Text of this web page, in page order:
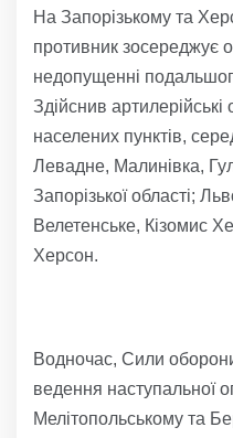
На Запорізькому та
противник зосереджує
недопущенні
Здійснив
населених пунктів,
Левадне, Малинівка,
Запорізької області;
Велетенське, Кізомис
Херсон.
Водночас, Сили
ведення наступальної
Мелітопольському та